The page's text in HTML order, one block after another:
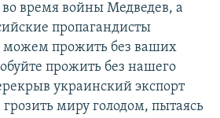
время войны Медведев, а
пропагандисты
прожить без ваших
прожить без нашего
украинский экспорт
грозить миру голодом, пытаясь